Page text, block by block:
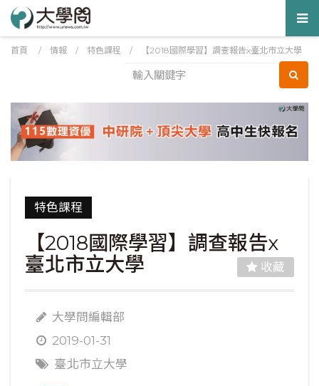
首頁 / 情報 / 特色課程 / 【2018國際學習】調查報告x臺北市立大學
特色課程
【2018國際學習】調查報告x
臺北市立大學
收藏
大學問編輯部
2019-01-31
臺北市立大學